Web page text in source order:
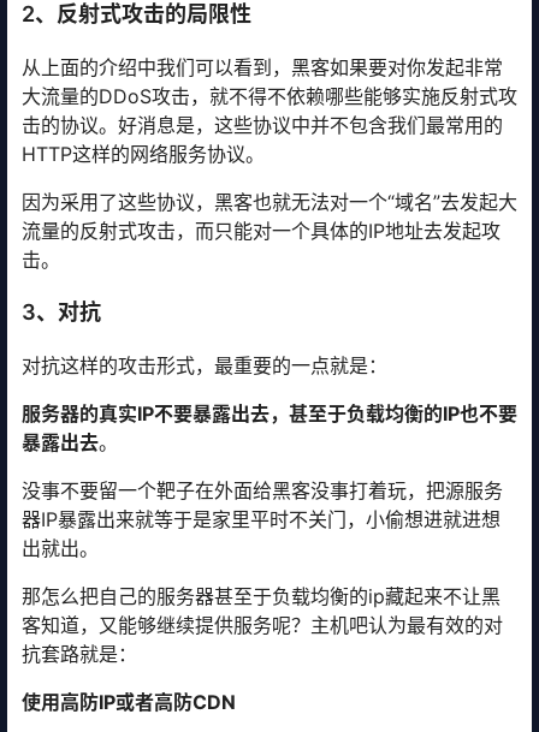
2、反射式攻击的局限性
从上面的介绍中我们可以看到，黑客如果要对你发起非常
大流量的DDoS攻击，就不得不依赖哪些能够实施反射式攻
击的协议。好消息是，这些协议中并不包含我们最常用的
HTTP这样的网络服务协议。
因为采用了这些协议，黑客也就无法对一个“域名”去发起大
流量的反射式攻击，而只能对一个具体的IP地址去发起攻
击。
3、对抗
对抗这样的攻击形式，最重要的一点就是：
服务器的真实IP不要暴露出去，甚至于负载均衡的IP也不要
暴露出去。
没事不要留一个靶子在外面给黑客没事打着玩，把源服务
器IP暴露出来就等于是家里平时不关门，小偷想进就进想
出就出。
那怎么把自己的服务器甚至于负载均衡的ip藏起来不让黑
客知道，又能够继续提供服务呢？主机吧认为最有效的对
抗套路就是：
使用高防IP或者高防CDN